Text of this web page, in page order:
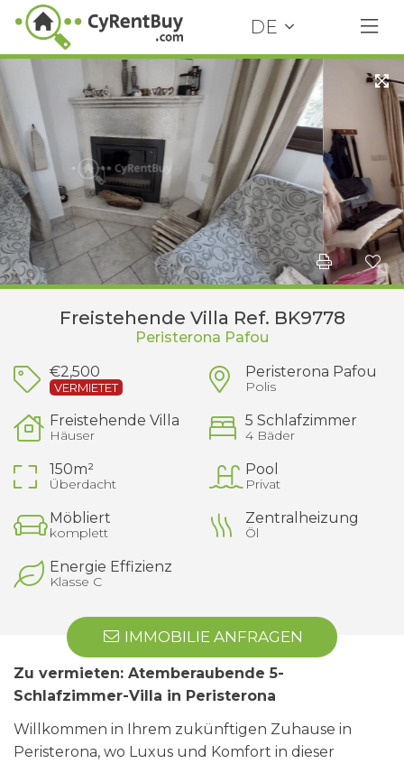
DE
Freistehende Villa Ref. BK9778
Peristerona Pafou
€2,500
VERMIETET
Peristerona Pafou
Polis
Freistehende Villa
Häuser
5 Schlafzimmer
4 Bäder
150m²
Überdacht
Pool
Privat
Möbliert
komplett
Zentralheizung
Öl
Energie Effizienz
Klasse C
IMMOBILIE ANFRAGEN
Zu vermieten: Atemberaubende 5-
Schlafzimmer-Villa in Peristerona
Willkommen in Ihrem zukünftigen Zuhause in
Peristerona, wo Luxus und Komfort in dieser